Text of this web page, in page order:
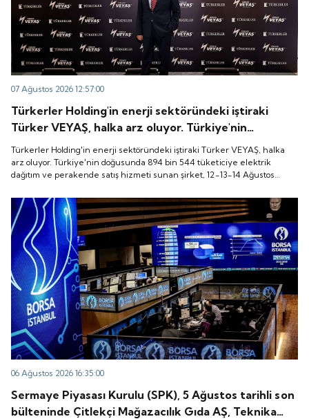
07 Ağustos 2026 12:57:00
Türkerler Holding'in enerji sektöründeki iştiraki
Türker VEYAŞ, halka arz oluyor. Türkiye'nin
doğusunda 894 bin 544 tüketiciye elektrik dağıtım
ve perakende satış hizmeti sunan şirket, 12-13-14
Ağustos tarihleri arasında pay başına 136 TL fiyatla
Türkerler Holding'in enerji sektöründeki iştiraki Türker VEYAŞ, halka
arz oluyor. Türkiye'nin doğusunda 894 bin 544 tüketiciye elektrik
dağıtım ve perakende satış hizmeti sunan şirket, 12-13-14 Ağustos
06 Ağustos 2026 16:35:00
Sermaye Piyasası Kurulu (SPK), 5 Ağustos tarihli son
bülteninde Çitlekçi Mağazacılık Gıda AŞ, Teknika